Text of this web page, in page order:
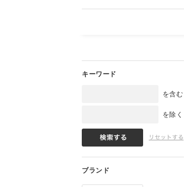
を含む
を除く